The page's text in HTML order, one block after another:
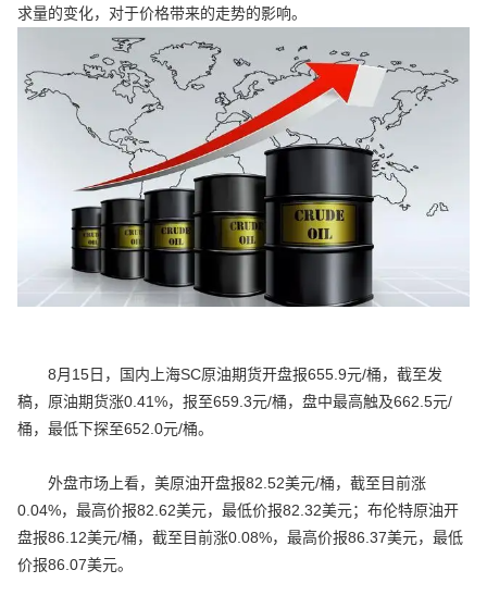
求量的变化，对于价格带来的走势的影响。
8月15日，国内上海SC原油期货开盘报655.9元/桶，截至发
稿，原油期货涨0.41%，报至659.3元/桶，盘中最高触及662.5元/
桶，最低下探至652.0元/桶。
外盘市场上看，美原油开盘报82.52美元/桶，截至目前涨
0.04%，最高价报82.62美元，最低价报82.32美元；布伦特原油开
盘报86.12美元/桶，截至目前涨0.08%，最高价报86.37美元，最低
价报86.07美元。